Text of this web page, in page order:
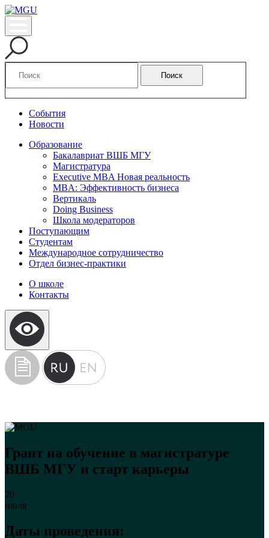
Поиск
События
Новости
Образование
Бакалавриат ВШБ МГУ
Магистратура
Executive MBA Новая реальность
MBA: Эффективность бизнеса
Вертикаль
Doing Business
Школа модераторов
Поступающим
Студентам
Международное сотрудничество
Отдел бизнес-практики
О школе
Контакты
Грант на обучение в магистратуре
ВШБ МГУ и старт карьеры
20
июля
Даты проведения: